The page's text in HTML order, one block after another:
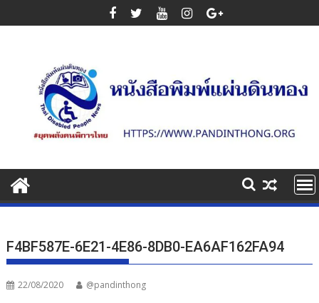
to
F4BF587E-6E21-4E86-8DB0-EA6AF162FA94
22/08/2020 @pandinthong